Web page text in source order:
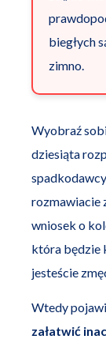
biegłych
zimno.
Wyobraź
dziesiąta
rozmawiacie
wniosek o
która będzie
jesteście
Wtedy
załatwić